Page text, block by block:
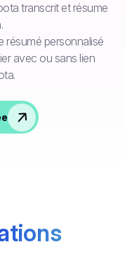
transcrit et résume
résumé personnalisé
avec ou sans lien